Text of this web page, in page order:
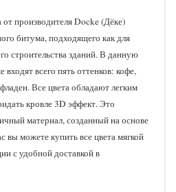
производителя Docke (Дёке)
битума, подходящего как для
строительства зданий. В данную
всего пять оттенков: кофе,
Все цвета обладают легким
кровле 3D эффект. Это
материал, созданный на основе
вы можете купить все цвета мягкой
с удобной доставкой в